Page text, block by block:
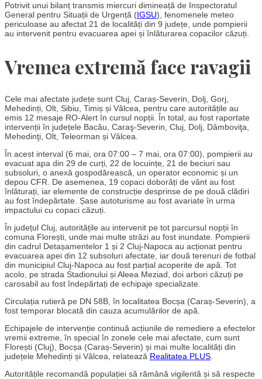
Potrivit unui bilanț transmis miercuri dimineață de Inspectoratul
General pentru Situații de Urgență (IGSU), fenomenele meteo
periculoase au afectat 21 de localități din 9 județe, unde pompierii
au intervenit pentru evacuarea apei și înlăturarea copacilor căzuți.
Vremea extremă face ravagii
Cele mai afectate județe sunt Cluj, Caraș-Severin, Dolj, Gorj,
Mehedinți, Olt, Sibiu, Timiș și Vâlcea, pentru care autoritățile au
emis 12 mesaje RO-Alert în cursul nopții. În total, au fost raportate
intervenții în județele Bacău, Caraş-Severin, Cluj, Dolj, Dâmboviţa,
Mehedinţi, Olt, Teleorman și Vâlcea.
În acest interval (6 mai, ora 07:00 – 7 mai, ora 07:00), pompierii au
evacuat apa din 29 de curți, 22 de locuințe, 21 de beciuri sau
subsoluri, o anexă gospodărească, un operator economic și un
depou CFR. De asemenea, 19 copaci doborâți de vânt au fost
înlăturați, iar elemente de construcție desprinse de pe două clădiri
au fost îndepărtate. Șase autoturisme au fost avariate în urma
impactului cu copaci căzuți.
În județul Cluj, autoritățile au intervenit pe tot parcursul nopții în
comuna Florești, unde mai multe străzi au fost inundate. Pompierii
din cadrul Detașamentelor 1 și 2 Cluj-Napoca au acționat pentru
evacuarea apei din 12 subsoluri afectate, iar două terenuri de fotbal
din municipiul Cluj-Napoca au fost parțial acoperite de apă. Tot
acolo, pe strada Stadionului și Aleea Meziad, doi arbori căzuți pe
carosabil au fost îndepărtați de echipaje specializate.
Circulația rutieră pe DN 58B, în localitatea Bocșa (Caraș-Severin), a
fost temporar blocată din cauza acumulărilor de apă.
Echipajele de intervenție continuă acțiunile de remediere a efectelor
vremii extreme, în special în zonele cele mai afectate, cum sunt
Florești (Cluj), Bocșa (Caraș-Severin) și mai multe localități din
județele Mehedinți și Vâlcea, relatează Realitatea PLUS
Autoritățile recomandă populației să rămână vigilentă și să respecte